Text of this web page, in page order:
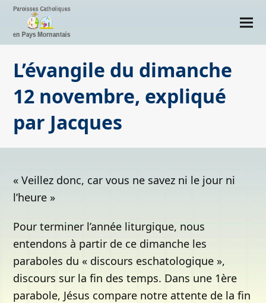
L’évangile du dimanche
12 novembre, expliqué
par Jacques
« Veillez donc, car vous ne savez ni le jour ni
l’heure »
Pour terminer l’année liturgique, nous
entendons à partir de ce dimanche les
paraboles du « discours eschatologique »,
discours sur la fin des temps. Dans une 1ère
parabole, Jésus compare notre attente de la fin